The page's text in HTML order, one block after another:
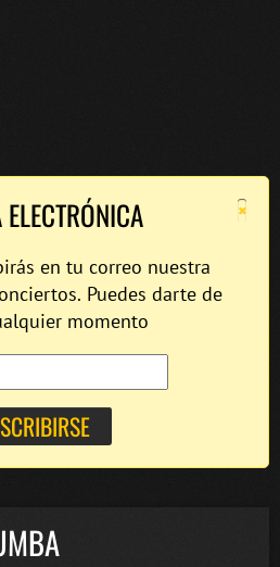
×
en tu correo nuestra
Puedes darte de
momento